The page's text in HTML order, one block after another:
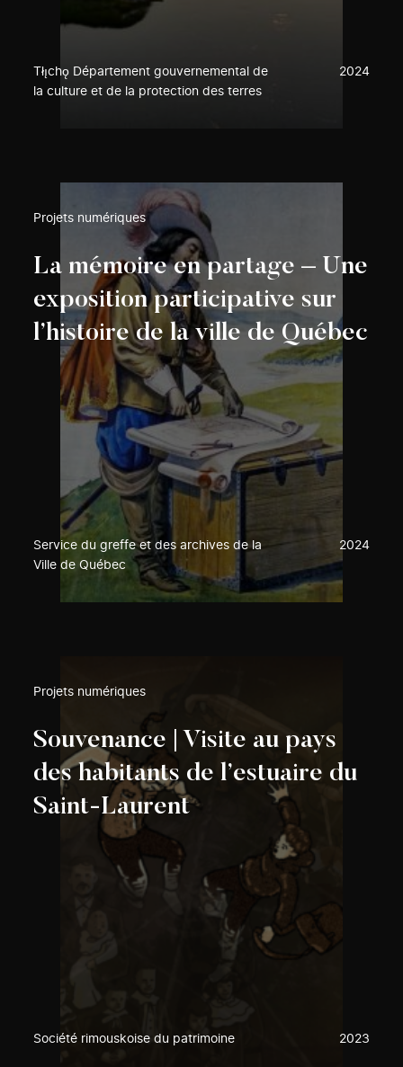
Tłı̨chǫ Département gouvernemental de
la culture et de la protection des terres
2024
Projets numériques
La mémoire en partage – Une
exposition participative sur
l’histoire de la ville de Québec
Service du greffe et des archives de la
Ville de Québec
2024
Projets numériques
Souvenance | Visite au pays
des habitants de l’estuaire du
Saint-Laurent
Société rimouskoise du patrimoine 2023